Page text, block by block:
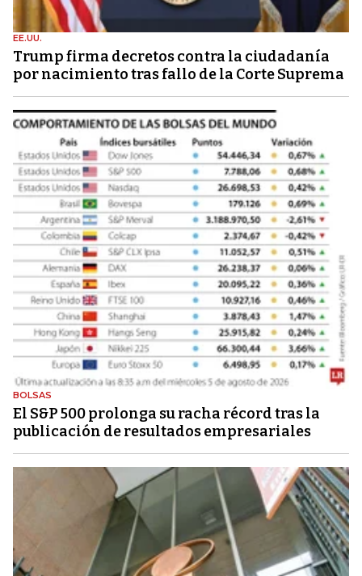
EE.UU.
Trump firma decretos contra la ciudadanía
por nacimiento tras fallo de la Corte Suprema
BOLSAS
El S&P 500 prolonga su racha récord tras la
publicación de resultados empresariales